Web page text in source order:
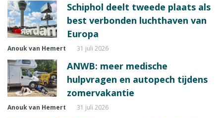
Schiphol deelt tweede plaats als
best verbonden luchthaven van
Europa
Anouk van Hemert 31 juli 2026
ANWB: meer medische
hulpvragen en autopech tijdens
zomervakantie
Anouk van Hemert 31 juli 2026